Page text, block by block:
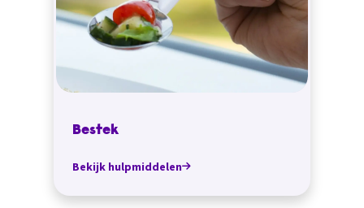
Bestek
Bekijk hulpmiddelen